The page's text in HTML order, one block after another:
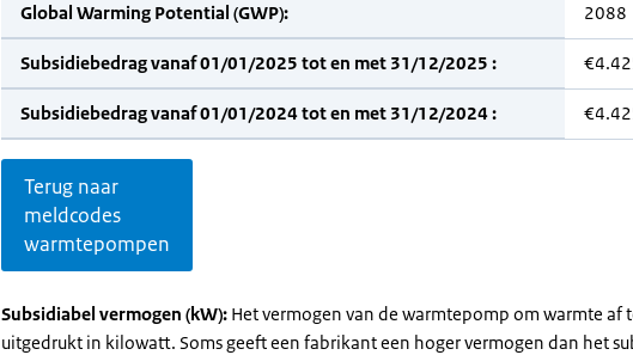
Global Warming Potential (GWP): 2088
Subsidiebedrag vanaf 01/01/2025 tot en met 31/12/2025 :
Subsidiebedrag vanaf 01/01/2024 tot en met 31/12/2024 :
Terug naar
meldcodes
warmtepompen
Subsidiabel vermogen (kW): Het vermogen van de warmtepomp om warmte af
uitgedrukt in kilowatt. Soms geeft een fabrikant een hoger vermogen dan het